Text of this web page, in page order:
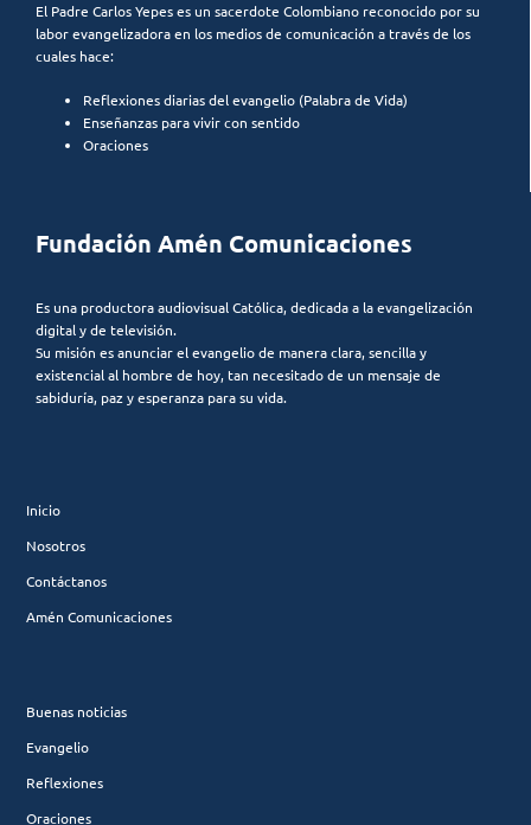
El Padre Carlos Yepes es un sacerdote Colombiano reconocido por su
labor evangelizadora en los medios de comunicación a través de los
cuales hace:
Reflexiones diarias del evangelio (Palabra de Vida)
Enseñanzas para vivir con sentido
Oraciones
Fundación Amén Comunicaciones
Es una productora audiovisual Católica, dedicada a la evangelización
digital y de televisión.
Su misión es anunciar el evangelio de manera clara, sencilla y
existencial al hombre de hoy, tan necesitado de un mensaje de
sabiduría, paz y esperanza para su vida.
Inicio
Nosotros
Contáctanos
Amén Comunicaciones
Buenas noticias
Evangelio
Reflexiones
Oraciones